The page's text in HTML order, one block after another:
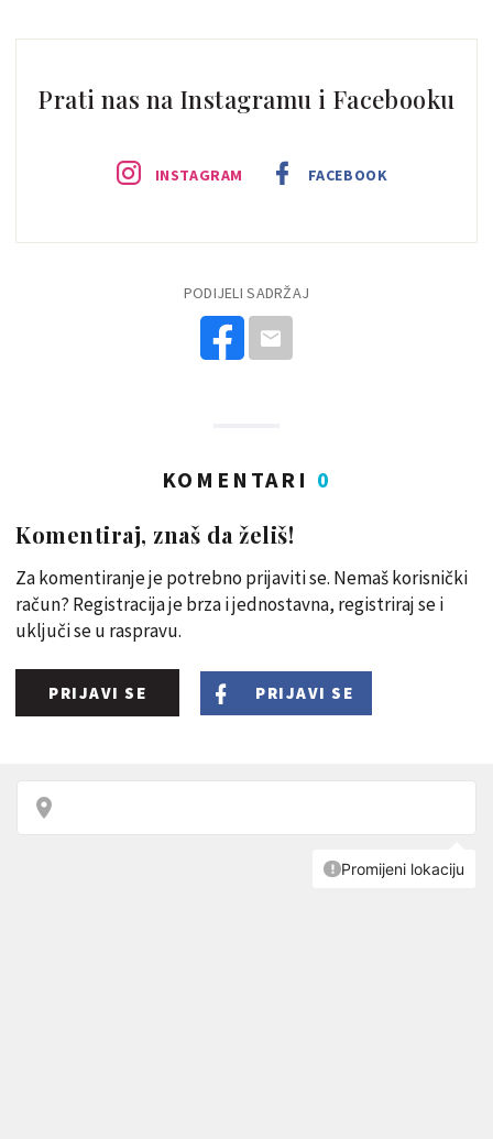
Prati nas na Instagramu i Facebooku
INSTAGRAM FACEBOOK
PODIJELI SADRŽAJ
KOMENTARI 0
Komentiraj, znaš da želiš!
Za komentiranje je potrebno prijaviti se. Nemaš korisnički
račun? Registracija je brza i jednostavna, registriraj se i
uključi se u raspravu.
PRIJAVI SE PRIJAVI SE